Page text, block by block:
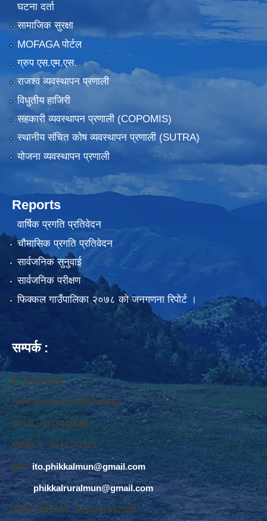
घटना दर्ता
सामाजिक सुरक्षा
MOFAGA पोर्टल
ग्रुप एस.एम.एस.
राजश्व व्यवस्थापन प्रणाली
विधुतीय हाजिरी
सहकारी व्यवस्थापन प्रणाली (COPOMIS)
स्थानीय संचित कोष व्यवस्थापन प्रणाली (SUTRA)
योजना व्यवस्थापन प्रणाली
Reports
वार्षिक प्रगति प्रतिवेदन
चौमासिक प्रगति प्रतिवेदन
सार्वजनिक सुनुवाई
सार्वजनिक परीक्षण
फिक्कल गाउँपालिका २०७८ को जनगणना रिपोर्ट ।
सम्पर्क :
ई. नरेश बराइली
सुचना तथा सञ्‍चार प्रविधि अधिकृत
फोन नं. 9813445685
मोवाईल नं. 9843747501
ईमेलः ito.phikkalmun@gmail.com
phikkalruralmun@gmail.com
अडियो नोटिस वोर्डः 1610047692026